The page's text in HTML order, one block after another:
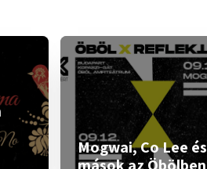
Mogwai, Co Lee és
mások az Öbölben